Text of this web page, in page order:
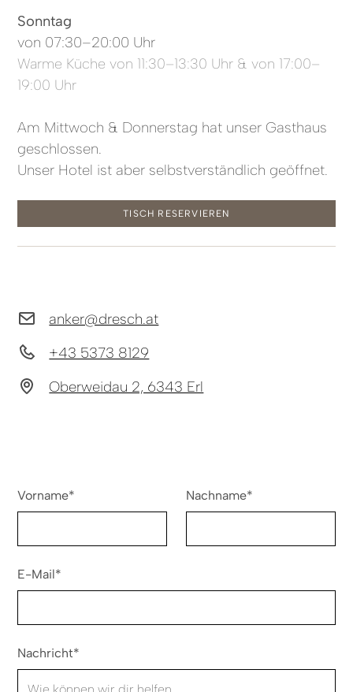
Sonntag
von 07:30–20:00 Uhr
Warme Küche von 11:30–13:30 Uhr & von 17:00–
19:00 Uhr
Am Mittwoch & Donnerstag hat unser Gasthaus
geschlossen.
Unser Hotel ist aber selbstverständlich geöffnet.
TISCH RESERVIEREN
anker@dresch.at
+43 5373 8129
Oberweidau 2, 6343 Erl
Vorname* Nachname*
E-Mail*
Nachricht*